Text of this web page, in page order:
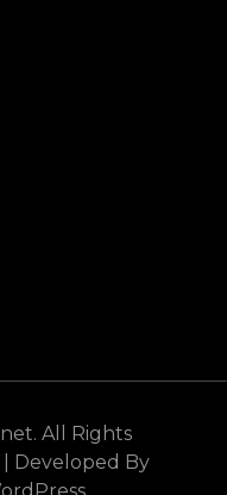
. All Rights
| Developed By